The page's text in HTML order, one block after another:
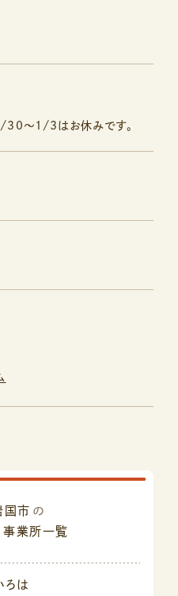
～1/3はお休みです。
国市 の
事業所一覧
ろは